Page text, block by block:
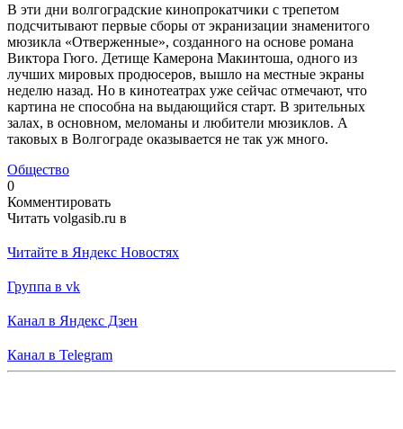
В эти дни волгоградские кинопрокатчики с трепетом
подсчитывают первые сборы от экранизации знаменитого
мюзикла «Отверженные», созданного на основе романа
Виктора Гюго. Детище Камерона Макинтоша, одного из
лучших мировых продюсеров, вышло на местные экраны
неделю назад. Но в кинотеатрах уже сейчас отмечают, что
картина не способна на выдающийся старт. В зрительных
залах, в основном, меломаны и любители мюзиклов. А
таковых в Волгограде оказывается не так уж много.
Общество
0
Комментировать
Читать volgasib.ru в
Читайте в Яндекс Новостях
Группа в vk
Канал в Яндекс Дзен
Канал в Telegram